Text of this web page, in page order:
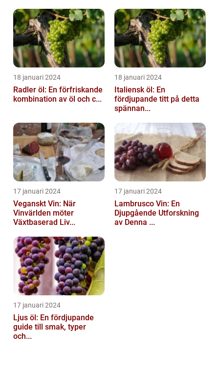
18 januari 2024
Radler öl: En förfriskande
kombination av öl och c...
18 januari 2024
Italiensk öl: En
fördjupande titt på detta
spännan...
17 januari 2024
Veganskt Vin: När
Vinvärlden möter
Växtbaserad Liv...
17 januari 2024
Lambrusco Vin: En
Djupgående Utforskning
av Denna ...
17 januari 2024
Ljus öl: En fördjupande
guide till smak, typer
och...